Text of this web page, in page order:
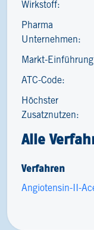
Wirkstoff:
Pharma
Unternehmen:
Markt-
ATC-Code:
Höchster
Zusatznutzen:
Alle
Verfahren
Angiotensin-II-